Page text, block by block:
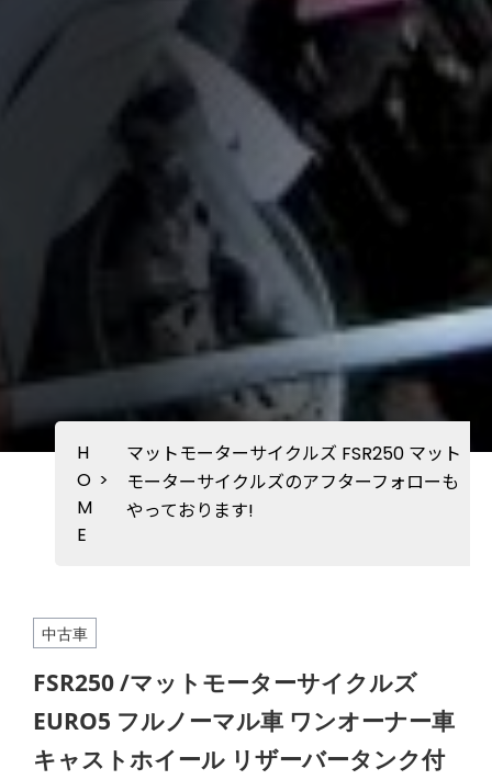
H
O
M
E
>
マットモーターサイクルズ FSR250 マット
モーターサイクルズのアフターフォローも
やっております!
中古車
FSR250 /マットモーターサイクルズ
EURO5 フルノーマル車 ワンオーナー車
キャストホイール リザーバータンク付